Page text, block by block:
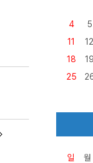
4
5
11
12
18
25
일
월